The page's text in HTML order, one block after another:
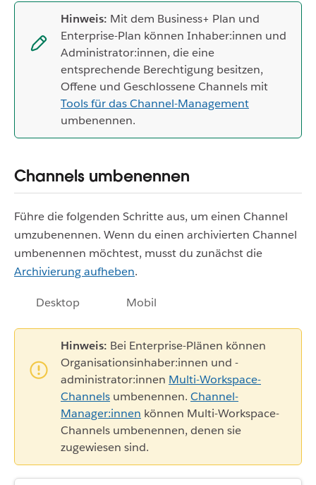
Hinweis: Mit dem Business+ Plan und
Enterprise-Plan können Inhaber:innen und
Administrator:innen, die eine
entsprechende Berechtigung besitzen,
Offene und Geschlossene Channels mit
Tools für das Channel-Management
umbenennen.
Channels umbenennen
Führe die folgenden Schritte aus, um einen Channel
umzubenennen. Wenn du einen archivierten Channel
umbenennen möchtest, musst du zunächst die
Archivierung aufheben.
Desktop Mobil
Hinweis: Bei Enterprise-Plänen können
Organisationsinhaber:innen und -
administrator:innen Multi-Workspace-
Channels umbenennen. Channel-
Manager:innen können Multi-Workspace-
Channels umbenennen, denen sie
zugewiesen sind.